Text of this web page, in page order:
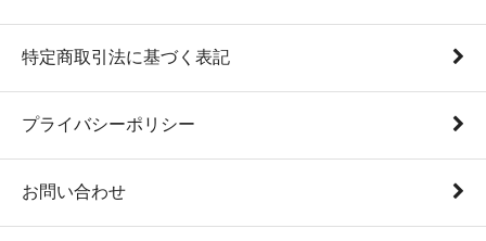
特定商取引法に基づく表記
プライバシーポリシー
お問い合わせ